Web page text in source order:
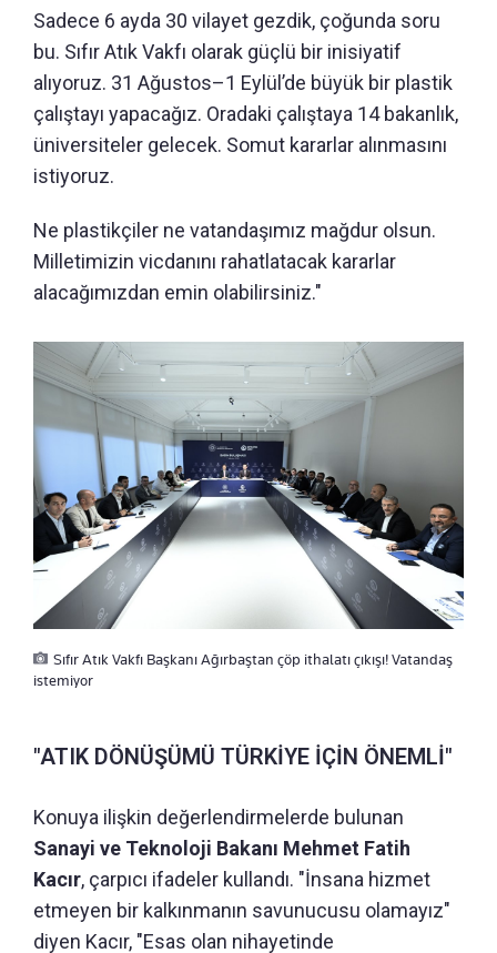
Sadece 6 ayda 30 vilayet gezdik, çoğunda soru
bu. Sıfır Atık Vakfı olarak güçlü bir inisiyatif
alıyoruz. 31 Ağustos–1 Eylül’de büyük bir plastik
çalıştayı yapacağız. Oradaki çalıştaya 14 bakanlık,
üniversiteler gelecek. Somut kararlar alınmasını
istiyoruz.
Ne plastikçiler ne vatandaşımız mağdur olsun.
Milletimizin vicdanını rahatlatacak kararlar
alacağımızdan emin olabilirsiniz."
Sıfır Atık Vakfı Başkanı Ağırbaştan çöp ithalatı çıkışı! Vatandaş
istemiyor
"ATIK DÖNÜŞÜMÜ TÜRKİYE İÇİN ÖNEMLİ"
Konuya ilişkin değerlendirmelerde bulunan
Sanayi ve Teknoloji Bakanı Mehmet Fatih
Kacır, çarpıcı ifadeler kullandı. "İnsana hizmet
etmeyen bir kalkınmanın savunucusu olamayız"
diyen Kacır, "Esas olan nihayetinde